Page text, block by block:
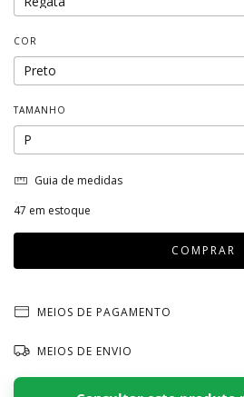
COR
TAMANHO
Guia de medidas
47 em estoque
MEIOS DE PAGAMENTO
MEIOS DE ENVIO